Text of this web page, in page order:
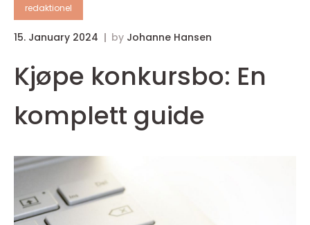
redaktionel
15. January 2024 by Johanne Hansen
Kjøpe konkursbo: En
komplett guide